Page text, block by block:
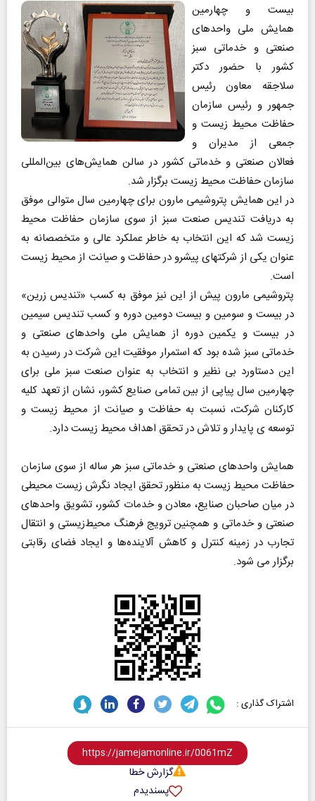
بیست و چهارمین
همایش ملی واحدهای
صنعتی و خدماتی سبز
کشور با حضور دکتر
سلاجقه معاون رئیس
جمهور و رئیس سازمان
حفاظت محیط زیست و
جمعی از مدیران و
فعالان صنعتی و خدماتی کشور در سالن همایش‌های بین‌المللی
سازمان حفاظت محیط زیست برگزار شد.
در این همایش پتروشیمی مارون برای چهارمین سال متوالی موفق
به دریافت تندیس صنعت سبز از سوی سازمان حفاظت محیط
زیست شد که این انتخاب به خاطر عملکرد عالی و متخصصانه به
عنوان یکی از شرکتهای پیشرو در حفاظت و صیانت از محیط زیست
است.
پتروشیمی مارون پیش از این نیز موفق به کسب «تندیس زرین»
در بیست و سومین و بیست دومین دوره و کسب تندیس سیمین
در بیست و یکمین دوره از همایش ملی واحدهای صنعتی و
خدماتی سبز شده بود که استمرار موفقیت این شرکت در رسیدن به
این دستاورد بی نظیر و انتخاب به عنوان صنعت سبز ملی برای
چهارمین سال پیاپی از بین تمامی صنایع کشور، نشان از تعهد کلیه
کارکنان شرکت، نسبت به حفاظت و صیانت از محیط زیست و
توسعه ی پایدار و تلاش در تحقق اهداف محیط زیست دارد.
همایش واحدهای صنعتی و خدماتی سبز هر ساله از سوی سازمان
حفاظت محیط‌ زیست به منظور تحقق ایجاد نگرش زیست محیطی
در میان صاحبان صنایع، معادن و خدمات کشور، تشویق واحدهای
صنعتی و خدماتی و همچنین ترویج فرهنگ محیط‌زیستی و انتقال
تجارب در زمینه کنترل و کاهش آلاینده‌ها و ایجاد فضای رقابتی
برگزار می شود.
اشتراک گذاری :
گزارش خطا
پسندیدم